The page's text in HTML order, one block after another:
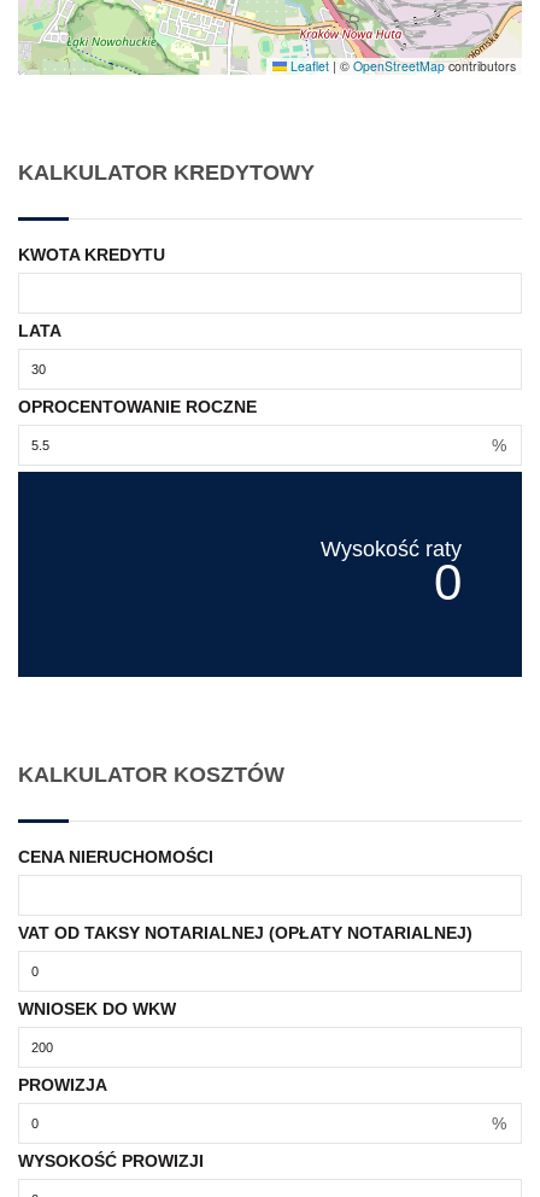
Leaflet |© OpenStreetMapcontributors
KALKULATOR KREDYTOWY
KWOTA KREDYTU
LATA
OPROCENTOWANIE ROCZNE
%
Wysokość raty
0
KALKULATOR KOSZTÓW
CENA NIERUCHOMOŚCI
VAT OD TAKSY NOTARIALNEJ (OPŁATY NOTARIALNEJ)
WNIOSEK DO WKW
PROWIZJA
%
WYSOKOŚĆ PROWIZJI